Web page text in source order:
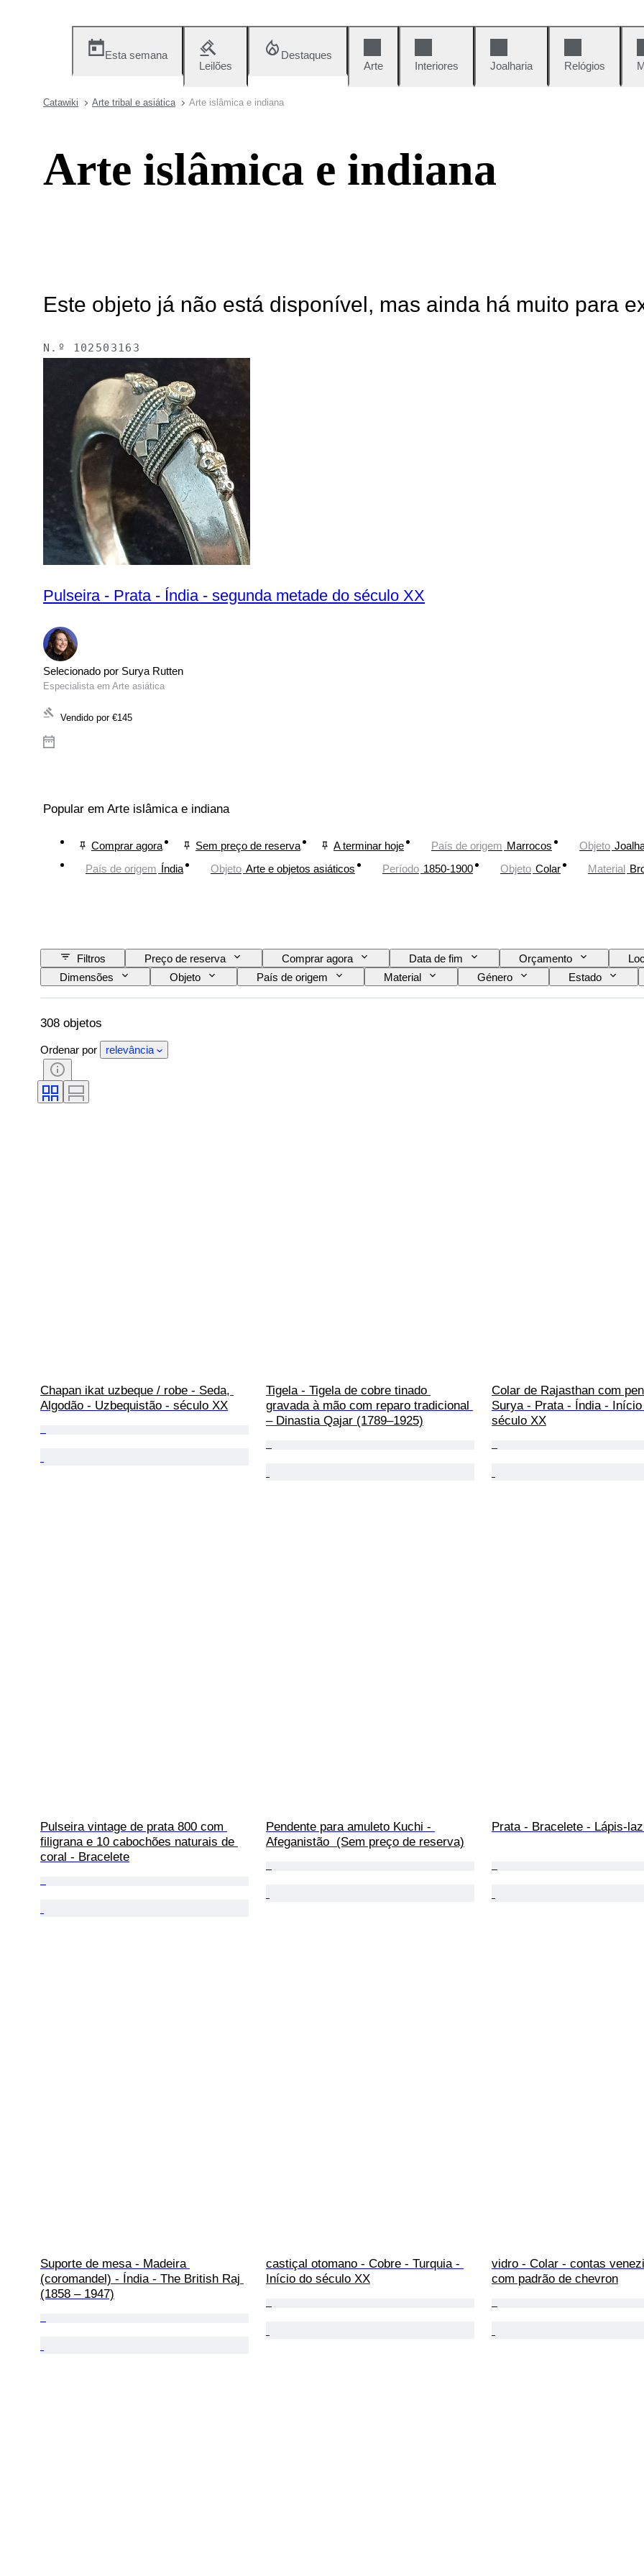
Esta semana
Leilões
Destaques
Arte
Interiores Joalharia Relógios
Catawiki Arte tribal e asiática Arte islâmica e indiana
Arte islâmica e indiana
Este objeto já não está disponível, mas ainda há muito para
N.º 102503163
Pulseira - Prata - Índia - segunda metade do século XX
Selecionado por Surya Rutten
Especialista em Arte asiática
Vendido por €145
Popular em Arte islâmica e indiana
Comprar agora Sem preço de reserva A terminar hoje País de origem Marrocos Objeto
País de origem Índia Objeto Arte e objetos asiáticos Período 1850-1900 Objeto Colar Material
Filtros Preço de reserva Comprar agora Data de fim Orçamento
Dimensões
Objeto País de origem Material Género Estado
Certificação
Tema Estilo Técnica Assinatura Edição Cor
308 objetos
Ordenar por relevância
Chapan ikat uzbeque / robe - Seda,
Algodão - Uzbequistão - século XX
Tigela - Tigela de cobre tinado
gravada à mão com reparo tradicional
– Dinastia Qajar (1789–1925)
Colar de Rajasthan com
Surya - Prata - Índia - Início
século XX
Pulseira vintage de prata 800 com
filigrana e 10 cabochões naturais de
coral - Bracelete
Pendente para amuleto Kuchi -
Afeganistão  (Sem preço de reserva)
Prata - Bracelete - Lápis-
Suporte de mesa - Madeira
(coromandel) - Índia - The British Raj
(1858 – 1947)
castiçal otomano - Cobre - Turquia -
Início do século XX
vidro - Colar - contas
com padrão de chevron